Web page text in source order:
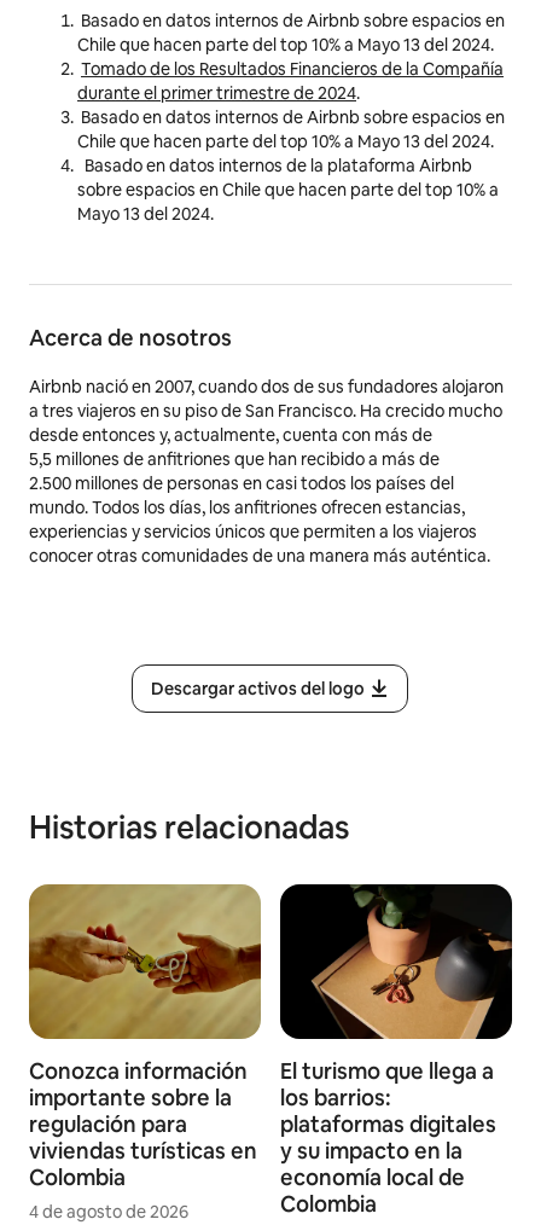
Basado en datos internos de Airbnb sobre espacios en
Chile que hacen parte del top 10%a Mayo 13 del 2024.
Tomado de los Resultados Financieros de la Compañía
durante el primer trimestre de2024.
Basado en datos internos de Airbnb sobre espacios en
Chile que hacen parte del top 10%a Mayo 13 del 2024.
Basado en datos internos de la plataforma Airbnb
sobre espacios en Chile que hacen parte del top 10%a
Mayo 13 del 2024.
Acerca de nosotros
Airbnb nació en 2007, cuando dos de sus fundadores alojaron
a tres viajeros en su piso de San Francisco. Ha crecido mucho
desde entonces y, actualmente, cuenta con más de
5,5 millones de anfitriones que han recibido a más de
2.500 millones de personas en casi todos los países del
mundo. Todos los días, los anfitriones ofrecen estancias,
experiencias y servicios únicos que permiten a los viajeros
conocer otras comunidades de una manera más auténtica.
Descargar activos del logo
Historias relacionadas
Conozca información
importante sobre la
regulación para
viviendas turísticas en
Colombia
4 de agosto de 2026
El turismo que llega a
los barrios:
plataformas digitales
y su impacto en la
economía local de
Colombia